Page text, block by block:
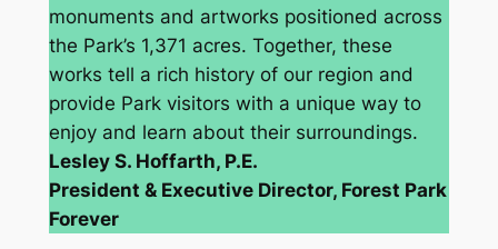
monuments and artworks positioned across
the Park’s 1,371 acres. Together, these
works tell a rich history of our region and
provide Park visitors with a unique way to
enjoy and learn about their surroundings.
Lesley S. Hoffarth, P.E.
President & Executive Director, Forest Park
Forever